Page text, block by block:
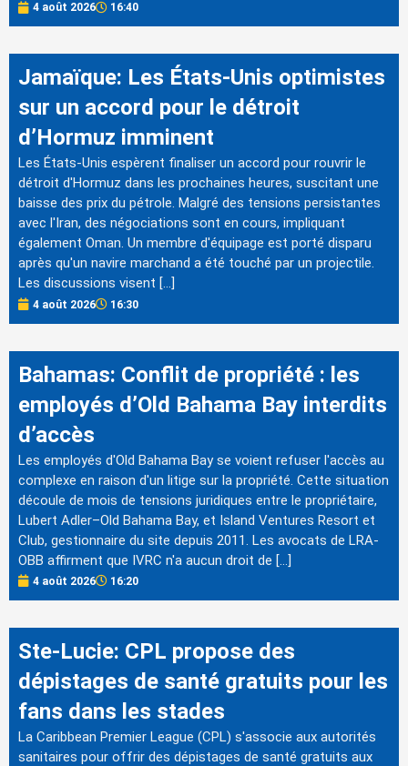
4 août 2026 16:40
Jamaïque: Les États-Unis optimistes
sur un accord pour le détroit
d’Hormuz imminent
Les États-Unis espèrent finaliser un accord pour rouvrir le
détroit d'Hormuz dans les prochaines heures, suscitant une
baisse des prix du pétrole. Malgré des tensions persistantes
avec l'Iran, des négociations sont en cours, impliquant
également Oman. Un membre d'équipage est porté disparu
après qu'un navire marchand a été touché par un projectile.
Les discussions visent […]
4 août 2026 16:30
Bahamas: Conflit de propriété : les
employés d’Old Bahama Bay interdits
d’accès
Les employés d'Old Bahama Bay se voient refuser l'accès au
complexe en raison d'un litige sur la propriété. Cette situation
découle de mois de tensions juridiques entre le propriétaire,
Lubert Adler–Old Bahama Bay, et Island Ventures Resort et
Club, gestionnaire du site depuis 2011. Les avocats de LRA-
OBB affirment que IVRC n'a aucun droit de […]
4 août 2026 16:20
Ste-Lucie: CPL propose des
dépistages de santé gratuits pour les
fans dans les stades
La Caribbean Premier League (CPL) s'associe aux autorités
sanitaires pour offrir des dépistages de santé gratuits aux